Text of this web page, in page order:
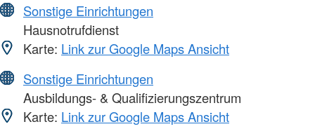
Sonstige Einrichtungen
Hausnotrufdienst
Karte: Link zur Google Maps Ansicht
Sonstige Einrichtungen
Ausbildungs- & Qualifizierungszentrum
Karte: Link zur Google Maps Ansicht